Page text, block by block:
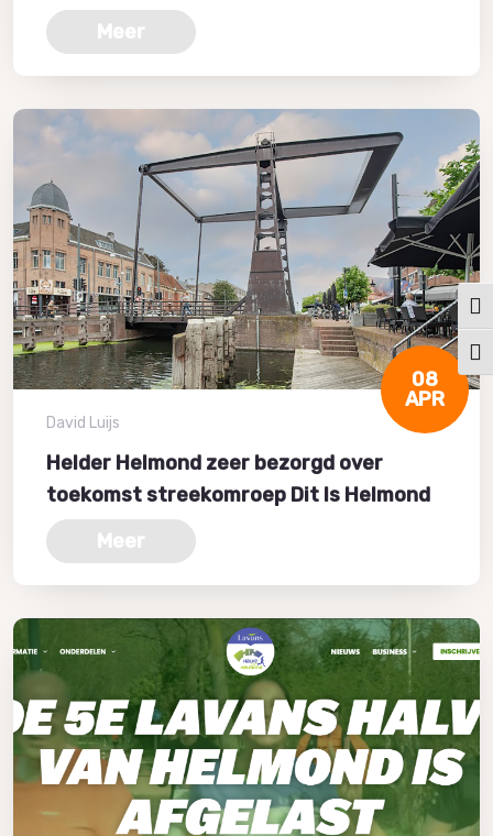
Meer
08
APR
David Luijs
Helder Helmond zeer bezorgd over
toekomst streekomroep Dit Is Helmond
Meer